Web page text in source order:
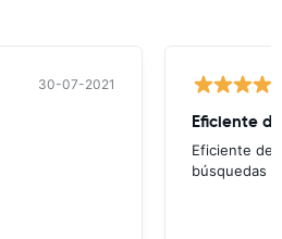
30-07-2021
Eficiente
Eficiente de
búsquedas